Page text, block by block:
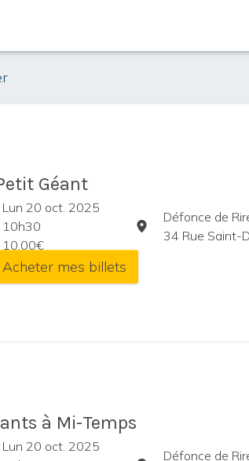
Géant
Lun 20 oct. 2025
10h30
10,00€
Défonce de
34 Rue Saint-
Acheter mes billets
à Mi-Temps
Lun 20 oct. 2025
Défonce de